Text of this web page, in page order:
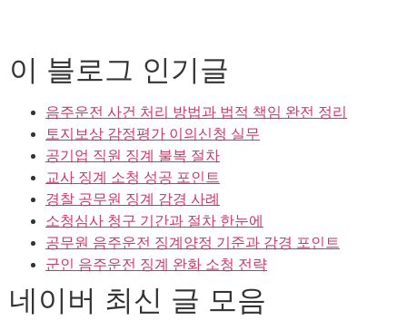
이 블로그 인기글
음주운전 사건 처리 방법과 법적 책임 완전 정리
토지보상 감정평가 이의신청 실무
공기업 직원 징계 불복 절차
교사 징계 소청 성공 포인트
경찰 공무원 징계 감경 사례
소청심사 청구 기간과 절차 한눈에
공무원 음주운전 징계양정 기준과 감경 포인트
군인 음주운전 징계 완화 소청 전략
네이버 최신 글 모음